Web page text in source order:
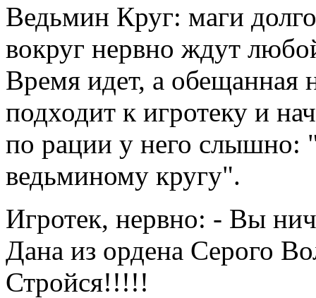
Ведьмин Круг: маги
вокруг нервно ждут
Время идет, а обещанная
подходит к игротеку и
по рации у него слышно:
ведьминому кругу".
Игротек, нервно: - Вы
Дана из ордена Серого
Стройся!!!!!